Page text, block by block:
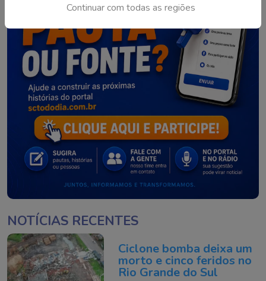
Continuar com todas as regiões
NOTÍCIAS RECENTES
Ciclone bomba deixa um
morto e cinco feridos no
Rio Grande do Sul